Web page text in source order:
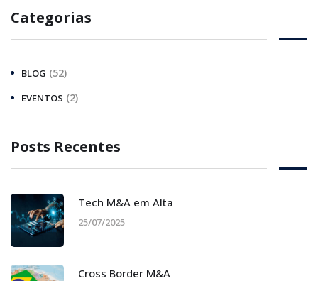
Categorias
BLOG (52)
EVENTOS (2)
Posts Recentes
Tech M&A em Alta
25/07/2025
Cross Border M&A